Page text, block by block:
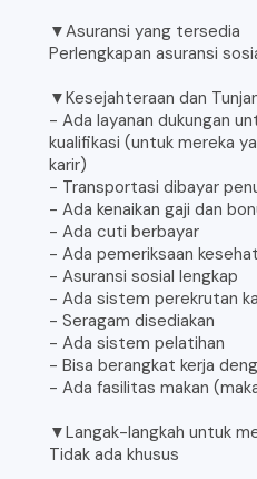
▼Asuransi yang tersedia
Perlengkapan asuransi
▼Kesejahteraan dan
- Ada layanan dukungan
kualifikasi (untuk mereka
karir)
- Transportasi dibayar
- Ada kenaikan gaji dan
- Ada cuti berbayar
- Ada pemeriksaan
- Asuransi sosial lengkap
- Ada sistem perekrutan
- Seragam disediakan
- Ada sistem pelatihan
- Bisa berangkat kerja
- Ada fasilitas makan
▼Langak-langkah untuk
Tidak ada khusus